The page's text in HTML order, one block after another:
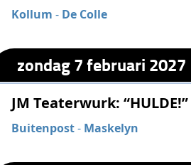
Kollum - De Colle
zondag 7 februari 2027
JM Teaterwurk: “HULDE!”
Buitenpost- Maskelyn